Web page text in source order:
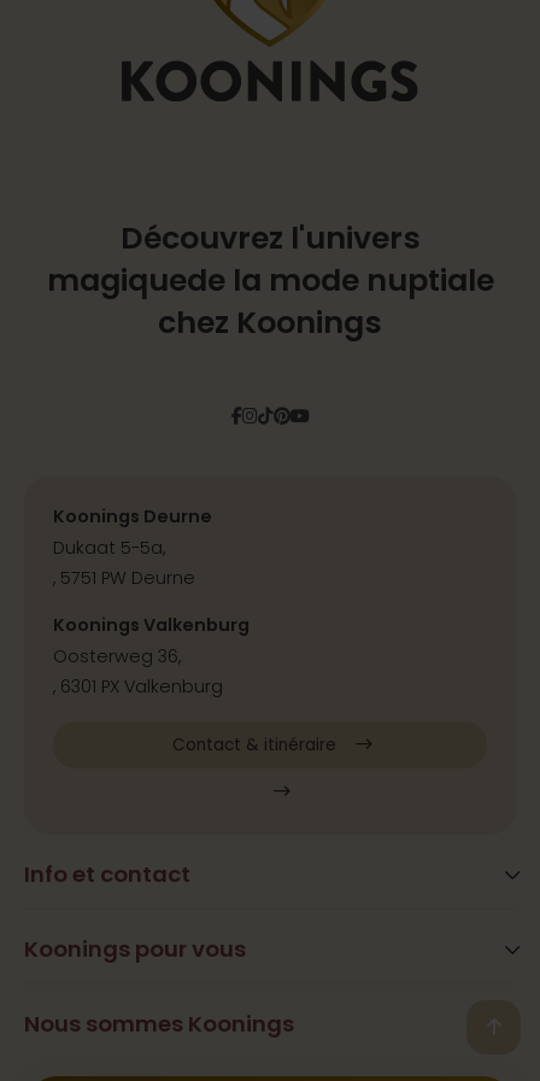
Découvrez l'univers
magiquede la mode nuptiale
chez Koonings
Facebook
Instagram
Tiktok
Pinterest
YouTube
Info et contact
Questions fréquemment posées
Contact, adresse et itinéraire
Koonings pour vous
Beauté
Nous sommes Koonings
Koonings Deurne
Dukaat 5-5a,
, 5751 PW Deurne
Koonings Valkenburg
Oosterweg 36,
, 6301 PX Valkenburg
Contact & itinéraire